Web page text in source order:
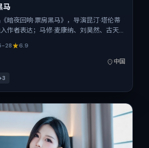
马
暗夜回响·票房黑马》，导演昆汀·塔伦蒂
作者表达；马修·麦康纳、刘昊然、古天
大陆。上映时间 2020年5月28日（公映
），全片105分钟，节奏张弛有度。
28 6.9
中国
3